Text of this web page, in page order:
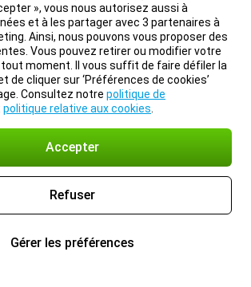
», vous nous autorisez aussi à
et à les partager avec 3 partenaires à
Ainsi, nous pouvons vous proposer des
Vous pouvez retirer ou modifier votre
moment. Il vous suffit de faire défiler la
de cliquer sur ‘Préférences de cookies’
Consultez notre politique de
politique relative aux cookies
Accepter
Refuser
Gérer les préférences